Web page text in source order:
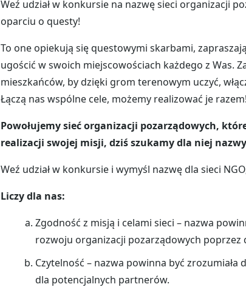
Weź udział w konkursie na nazwę sieci organizacji
oparciu o questy!
To one opiekują się questowymi skarbami,
ugościć w swoich miejscowościach każdego z Was.
mieszkańców, by dzięki grom terenowym uczyć,
Łączą nas wspólne cele, możemy realizować je razem!
Powołujemy sieć organizacji pozarządowych,
realizacji swojej misji, dziś szukamy dla niej
Weź udział w konkursie i wymyśl nazwę dla sieci
Liczy dla nas:
Zgodność z misją i celami sieci – nazwa
rozwoju organizacji pozarządowych poprzez
Czytelność – nazwa powinna być
dla potencjalnych partnerów.